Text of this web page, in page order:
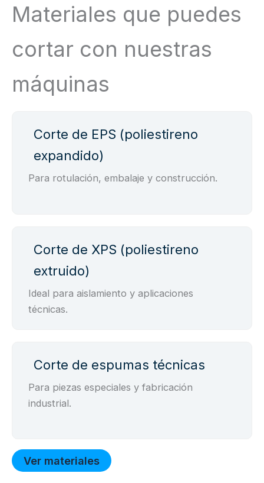
Materiales que puedes
cortar con nuestras
máquinas
Corte de EPS (poliestireno
expandido)
Para rotulación, embalaje y construcción.
Corte de XPS (poliestireno
extruido)
Ideal para aislamiento y aplicaciones
técnicas.
Corte de espumas técnicas
Para piezas especiales y fabricación
industrial.
Ver materiales